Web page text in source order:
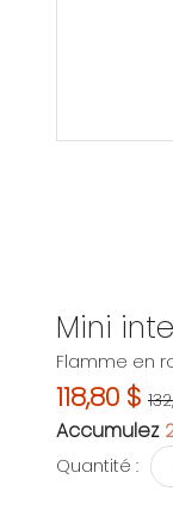
Mini
Flamme en
118,80 $
Accumulez
Quantité :